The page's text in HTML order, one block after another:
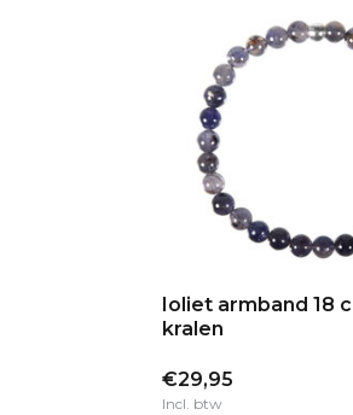
Ioliet armband 18
kralen
€29,95
Incl. btw